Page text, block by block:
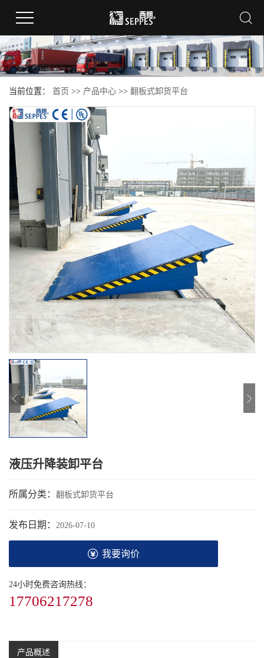
当前位置： 首页 >> 产品中心 >> 翻板式卸货平台
液压升降装卸平台
所属分类： 翻板式卸货平台
发布日期： 2026-07-10
我要询价
24小时免费咨询热线：
17706217278
产品概述